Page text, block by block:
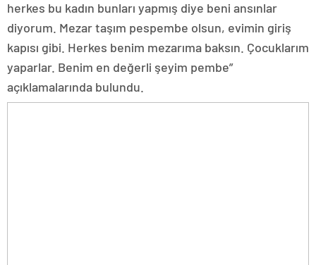
herkes bu kadın bunları yapmış diye beni ansınlar
diyorum. Mezar taşım pespembe olsun, evimin giriş
kapısı gibi. Herkes benim mezarıma baksın. Çocuklarım
yaparlar. Benim en değerli şeyim pembe”
açıklamalarında bulundu.